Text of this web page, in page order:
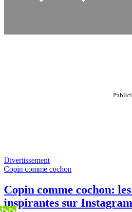
Divertissement
Copin comme cochon
Copin comme cochon:
inspirantes sur Instagram